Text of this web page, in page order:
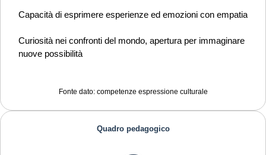
Capacità di esprimere esperienze ed emozioni con empatia
Curiosità nei confronti del mondo, apertura per immaginare
nuove possibilità
Fonte dato: competenze espressione culturale
Quadro pedagogico